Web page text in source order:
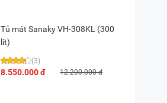
Tủ mát Sanaky VH-308KL (300
lít)
(3)
8.550.000 đ 12.200.000 đ